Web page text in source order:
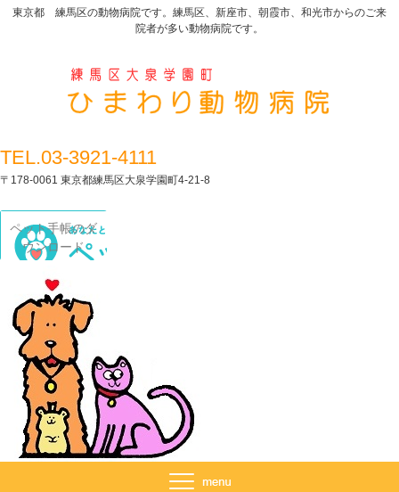
東京都 練馬区の動物病院です。練馬区、新座市、朝霞市、和光市からのご来
院者が多い動物病院です。
TEL.03-3921-4111
〒178-0061 東京都練馬区大泉学園町4-21-8
ペット手帳のダ
ウンロード